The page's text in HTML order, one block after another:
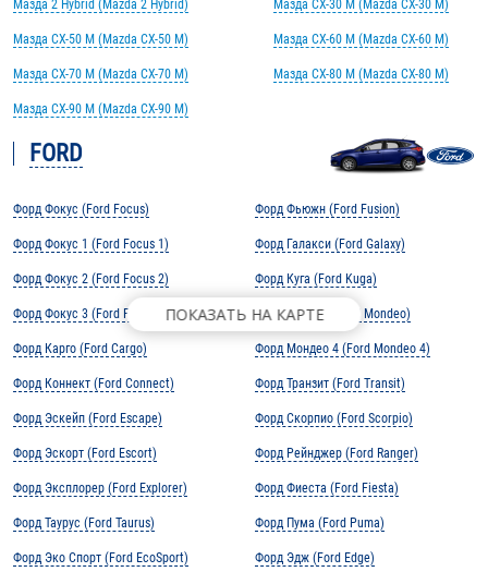
ПОКАЗАТЬ НА КАРТЕ
Мазда 2 Hybrid (Mazda 2 Hybrid)
Мазда CX-50 M (Mazda CX-50 M)
Мазда CX-70 M (Mazda CX-70 M)
Мазда CX-90 M (Mazda CX-90 M)
Мазда CX-30 M (Mazda CX-30 M)
Мазда CX-60 M (Mazda CX-60 M)
Мазда CX-80 M (Mazda CX-80 M)
FORD
Форд Фокус (Ford Focus)
Форд Фокус 1 (Ford Focus 1)
Форд Фокус 2 (Ford Focus 2)
Форд Фокус 3 (Ford Focus 3)
Форд Карго (Ford Cargo)
Форд Коннект (Ford Connect)
Форд Эскейп (Ford Escape)
Форд Эскорт (Ford Escort)
Форд Эксплорер (Ford Explorer)
Форд Таурус (Ford Taurus)
Форд Эко Спорт (Ford EcoSport)
Форд Фьюжн (Ford Fusion)
Форд Галакси (Ford Galaxy)
Форд Куга (Ford Kuga)
Форд Мондео (Ford Mondeo)
Форд Мондео 4 (Ford Mondeo 4)
Форд Транзит (Ford Transit)
Форд Скорпио (Ford Scorpio)
Форд Рейнджер (Ford Ranger)
Форд Фиеста (Ford Fiesta)
Форд Пума (Ford Puma)
Форд Эдж (Ford Edge)